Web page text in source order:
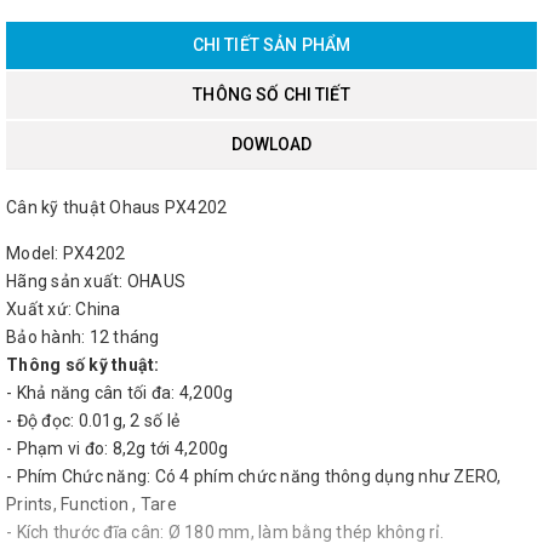
CHI TIẾT SẢN PHẨM
THÔNG SỐ CHI TIẾT
DOWLOAD
Cân kỹ thuật Ohaus PX4202
Model: PX4202
Hãng sản xuất: OHAUS
Xuất xứ: China
Bảo hành: 12 tháng
Thông số kỹ thuật:
- Khả năng cân tối đa: 4,200g
- Độ đọc: 0.01g, 2 số lẻ
- Phạm vi đo: 8,2g tới 4,200g
- Phím Chức năng: Có 4 phím chức năng thông dụng như ZERO,
Prints, Function , Tare
- Kích thước đĩa cân: Ø 180 mm, làm bằng thép không rỉ.